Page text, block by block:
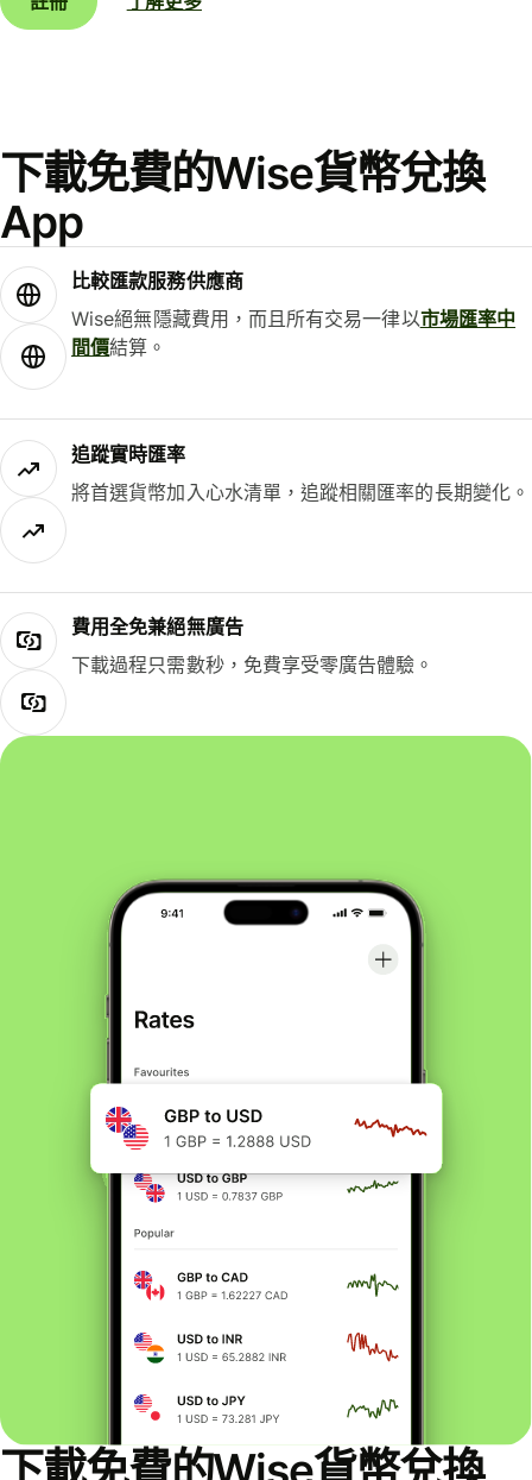
下載免費的Wise貨幣兌換
App
比較匯款服務供應商
Wise絕無隱藏費用，而且所有交易一律以市場匯率中
間價結算。
追蹤實時匯率
將首選貨幣加入心水清單，追蹤相關匯率的長期變化。
費用全免兼絕無廣告
下載過程只需數秒，免費享受零廣告體驗。